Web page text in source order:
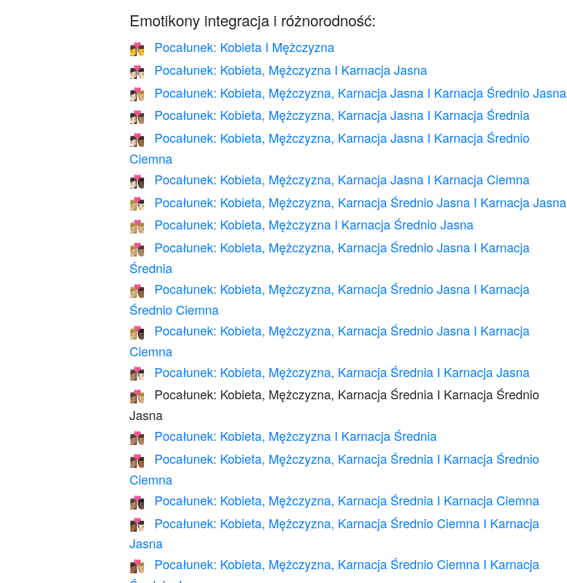
Emotikony integracja i różnorodność:
👩‍❤️‍💋‍👨 Pocałunek: Kobieta I Mężczyzna
👩🏻‍❤️‍💋‍👨🏻 Pocałunek: Kobieta, Mężczyzna I Karnacja Jasna
👩🏻‍❤️‍💋‍👨🏼 Pocałunek: Kobieta, Mężczyzna, Karnacja Jasna I Karnacja Średnio Jasna
👩🏻‍❤️‍💋‍👨🏽 Pocałunek: Kobieta, Mężczyzna, Karnacja Jasna I Karnacja Średnia
👩🏻‍❤️‍💋‍👨🏾
Pocałunek: Kobieta, Mężczyzna, Karnacja Jasna I Karnacja Średnio
Ciemna
👩🏻‍❤️‍💋‍👨🏿 Pocałunek: Kobieta, Mężczyzna, Karnacja Jasna I Karnacja Ciemna
👩🏼‍❤️‍💋‍👨🏻 Pocałunek: Kobieta, Mężczyzna, Karnacja Średnio Jasna I Karnacja Jasna
👩🏼‍❤️‍💋‍👨🏼 Pocałunek: Kobieta, Mężczyzna I Karnacja Średnio Jasna
👩🏼‍❤️‍💋‍👨🏽
Pocałunek: Kobieta, Mężczyzna, Karnacja Średnio Jasna I Karnacja
Średnia
👩🏼‍❤️‍💋‍👨🏾
Pocałunek: Kobieta, Mężczyzna, Karnacja Średnio Jasna I Karnacja
Średnio Ciemna
👩🏼‍❤️‍💋‍👨🏿
Pocałunek: Kobieta, Mężczyzna, Karnacja Średnio Jasna I Karnacja
Ciemna
👩🏽‍❤️‍💋‍👨🏻 Pocałunek: Kobieta, Mężczyzna, Karnacja Średnia I Karnacja Jasna
👩🏽‍❤️‍💋‍👨🏼
Pocałunek: Kobieta, Mężczyzna, Karnacja Średnia I Karnacja Średnio
Jasna
👩🏽‍❤️‍💋‍👨🏽 Pocałunek: Kobieta, Mężczyzna I Karnacja Średnia
👩🏽‍❤️‍💋‍👨🏾
Pocałunek: Kobieta, Mężczyzna, Karnacja Średnia I Karnacja Średnio
Ciemna
👩🏽‍❤️‍💋‍👨🏿 Pocałunek: Kobieta, Mężczyzna, Karnacja Średnia I Karnacja Ciemna
👩🏾‍❤️‍💋‍👨🏻
Pocałunek: Kobieta, Mężczyzna, Karnacja Średnio Ciemna I Karnacja
Jasna
👩🏾‍❤️‍💋‍👨🏼
Pocałunek: Kobieta, Mężczyzna, Karnacja Średnio Ciemna I Karnacja